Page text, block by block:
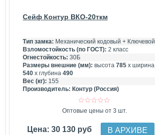
Сейф Контур ВКО-20ткм
Тип замка: Механический кодовый + Ключевой
Взломостойкость (по ГОСТ): 2 класс
Огнестойкость: 30Б
Размеры внешние (мм): высота785 х ширина
540 х глубина490
Вес (кг): 155
Производитель: Контур (Россия)
Оптовые цены от 3 шт.
Цена: 30 130 руб В АРХИВЕ